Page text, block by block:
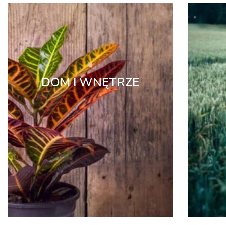
DOM I WNĘTRZE